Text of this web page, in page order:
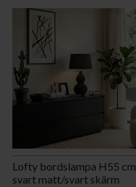
Lofty bordslampa H55 cm
svart matt/svart skärm